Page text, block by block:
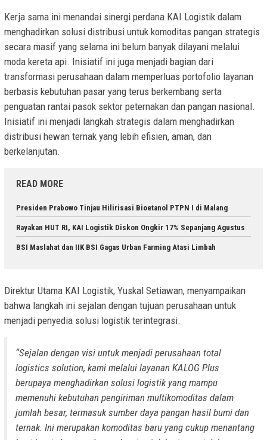
Kerja sama ini menandai sinergi perdana KAI Logistik dalam
menghadirkan solusi distribusi untuk komoditas pangan strategis
secara masif yang selama ini belum banyak dilayani melalui
moda kereta api. Inisiatif ini juga menjadi bagian dari
transformasi perusahaan dalam memperluas portofolio layanan
berbasis kebutuhan pasar yang terus berkembang serta
penguatan rantai pasok sektor peternakan dan pangan nasional.
Inisiatif ini menjadi langkah strategis dalam menghadirkan
distribusi hewan ternak yang lebih efisien, aman, dan
berkelanjutan.
READ MORE
Presiden Prabowo Tinjau Hilirisasi Bioetanol PTPN I di Malang
Rayakan HUT RI, KAI Logistik Diskon Ongkir 17% Sepanjang Agustus
BSI Maslahat dan IIK BSI Gagas Urban Farming Atasi Limbah
Direktur Utama KAI Logistik, Yuskal Setiawan, menyampaikan
bahwa langkah ini sejalan dengan tujuan perusahaan untuk
menjadi penyedia solusi logistik terintegrasi.
“Sejalan dengan visi untuk menjadi perusahaan total
logistics solution, kami melalui layanan KALOG Plus
berupaya menghadirkan solusi logistik yang mampu
memenuhi kebutuhan pengiriman multikomoditas dalam
jumlah besar, termasuk sumber daya pangan hasil bumi dan
ternak. Ini merupakan komoditas baru yang cukup menantang